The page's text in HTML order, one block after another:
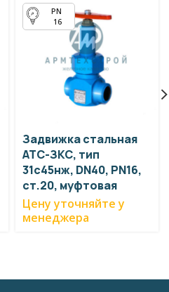
16
Задвижка стальная
АТС-ЗКС, тип
31с45нж, DN40, PN16,
ст.20, муфтовая
Цену уточняйте у
менеджера